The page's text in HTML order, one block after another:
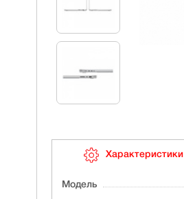
Характеристики
Модель